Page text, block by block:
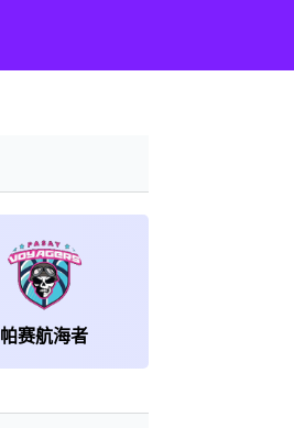
帕赛航海者